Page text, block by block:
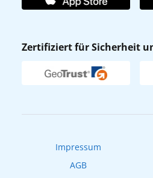
Affiliateprogramm
Verhaltens- & Ethikkodex
Newsletter
Zertifiziert für Sicherheit
Impressum
AGB